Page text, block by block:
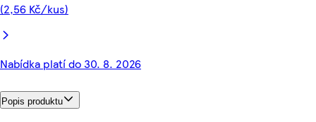
(2,56 Kč/kus)
Nabídka platí do 30. 8. 2026
Popis produktu